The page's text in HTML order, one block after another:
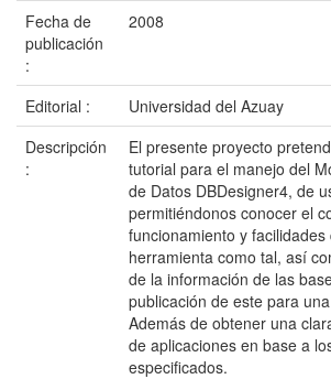
Fecha de
publicación
:
2008
Editorial :
Universidad del Azuay
Descripción
:
El presente proyecto
tutorial para el manejo del
de Datos DBDesigner4, de
permitiéndonos conocer el
funcionamiento y
herramienta como tal, así
de la información de las
publicación de este para
Además de obtener una
de aplicaciones en base a
especificados.